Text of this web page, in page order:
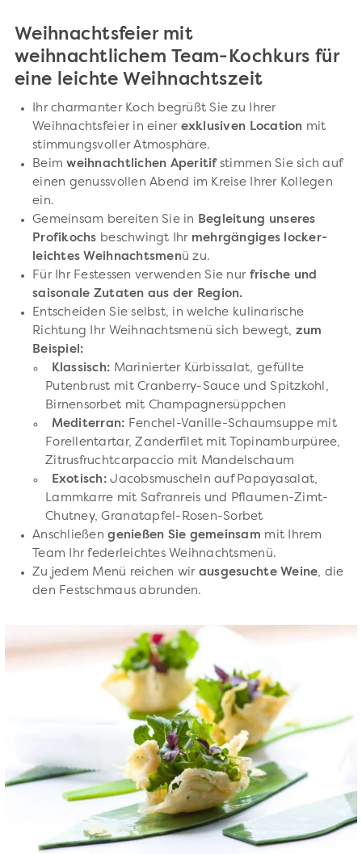
Weihnachtsfeier mit
weihnachtlichem Team-Kochkurs für
eine leichte Weihnachtszeit
Ihr charmanter Koch begrüßt Sie zu Ihrer
Weihnachtsfeier in einer exklusiven Location mit
stimmungsvoller Atmosphäre.
Beimweihnachtlichen Aperitif stimmen Sie sich auf
einen genussvollen Abend im Kreise Ihrer Kollegen
ein.
Gemeinsam bereiten Sie in Begleitung unseres
Profikochs beschwingt Ihr mehrgängiges locker-
leichtes Weihnachtsmenü zu.
Für Ihr Festessen verwenden Sie nur frische und
saisonale Zutaten aus der Region.
Entscheiden Sie selbst, in welche kulinarische
Richtung Ihr Weihnachtsmenü sich bewegt, zum
Beispiel:
Klassisch: Marinierter Kürbissalat, gefüllte
Putenbrust mit Cranberry-Sauce und Spitzkohl,
Birnensorbet mit Champagnersüppchen
Mediterran: Fenchel-Vanille-Schaumsuppe mit
Forellentartar, Zanderfilet mit Topinamburpüree,
Zitrusfruchtcarpaccio mit Mandelschaum
Exotisch:Jacobsmuscheln auf Papayasalat,
Lammkarre mit Safranreis und Pflaumen-Zimt-
Chutney, Granatapfel-Rosen-Sorbet
Anschließengenießen Sie gemeinsam mit Ihrem
Team Ihr federleichtes Weihnachtsmenü.
Zu jedem Menü reichen wir ausgesuchte Weine, die
den Festschmaus abrunden.